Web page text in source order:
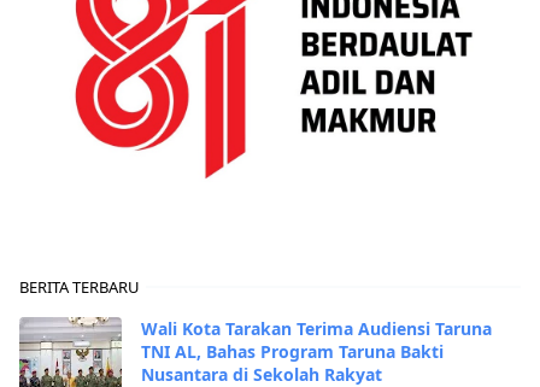
BERITA TERBARU
Wali Kota Tarakan Terima Audiensi Taruna
TNI AL, Bahas Program Taruna Bakti
Nusantara di Sekolah Rakyat